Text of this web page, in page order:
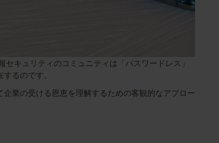
キュリティのコミュニティは「パスワードレス」
るのです。
業の受ける恩恵を理解するための客観的なアプロー